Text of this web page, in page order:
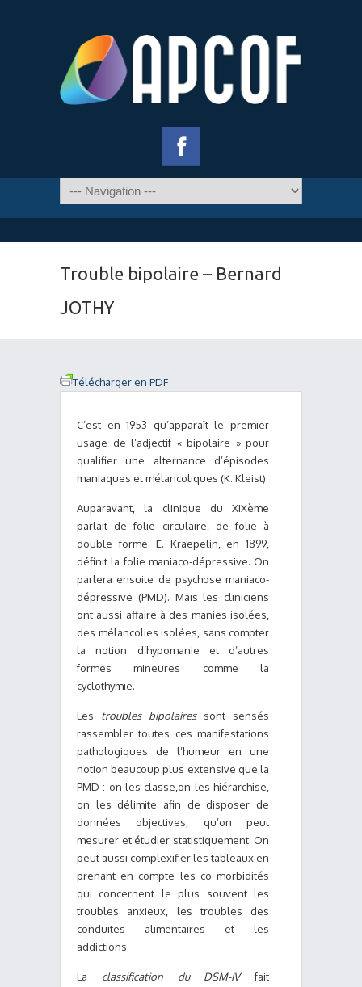
Trouble bipolaire – Bernard
JOTHY
Télécharger en PDF
C’est en 1953 qu’apparaît le premier
usage de l’adjectif « bipolaire » pour
qualifier une alternance d’épisodes
maniaques et mélancoliques (K. Kleist).
Auparavant, la clinique du XIXème
parlait de folie circulaire, de folie à
double forme. E. Kraepelin, en 1899,
définit la folie maniaco-dépressive. On
parlera ensuite de psychose maniaco-
dépressive (PMD). Mais les cliniciens
ont aussi affaire à des manies isolées,
des mélancolies isolées, sans compter
la notion d’hypomanie et d’autres
formes mineures comme la
cyclothymie.
Les troubles bipolairessont sensés
rassembler toutes ces manifestations
pathologiques de l’humeur en une
notion beaucoup plus extensive que la
PMD : on les classe,on les hiérarchise,
on les délimite afin de disposer de
données objectives, qu’on peut
mesurer et étudier statistiquement. On
peut aussi complexifier les tableaux en
prenant en compte les co morbidités
qui concernent le plus souvent les
troubles anxieux, les troubles des
conduites alimentaires et les
addictions.
La classification du DSM-IVfait